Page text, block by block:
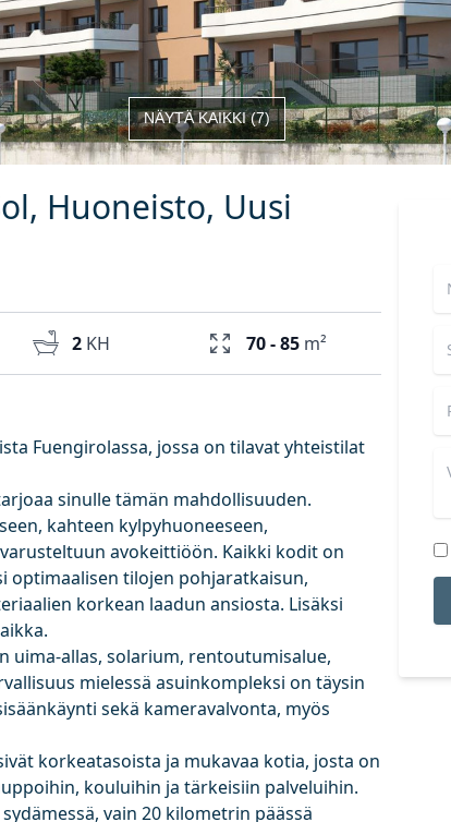
NÄYTÄ KAIKKI(7)
Huoneisto, Uusi
2 KH 70 - 85 m²
Fuengirolassa, jossa on tilavat yhteistilat
sinulle tämän mahdollisuuden.
kahteen kylpyhuoneeseen,
avokeittiöön. Kaikki kodit on
optimaalisen tilojen pohjaratkaisun,
korkean laadun ansiosta. Lisäksi
uima-allas, solarium, rentoutumisalue,
mielessä asuinkompleksi on täysin
sekä kameravalvonta, myös
korkeatasoista ja mukavaa kotia, josta on
kouluihin ja tärkeisiin palveluihin.
vain 20 kilometrin päässä